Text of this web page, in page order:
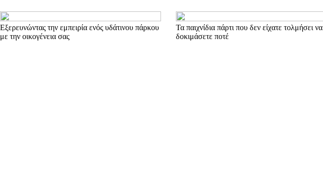
Εξερευνώντας την εμπειρία ενός υδάτινου πάρκου
με την οικογένεια σας
Τα παιχνίδια πάρτι που δεν είχατε τολμήσει να
δοκιμάσετε ποτέ